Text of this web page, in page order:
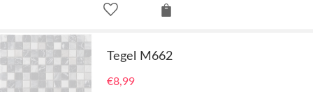
Tegel M662
€8,99